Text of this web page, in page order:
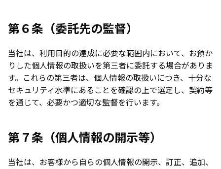
第６条（委託先の監督）
当社は、利用目的の達成に必要な範囲内において、お預か
りした個人情報の取扱いを第三者に委託する場合がありま
す。これらの第三者は、個人情報の取扱いにつき、十分な
セキュリティ水準にあることを確認の上で選定し、契約等
を通じて、必要かつ適切な監督を行います。
第７条（個人情報の開示等）
当社は、お客様から自らの個人情報の開示、訂正、追加、